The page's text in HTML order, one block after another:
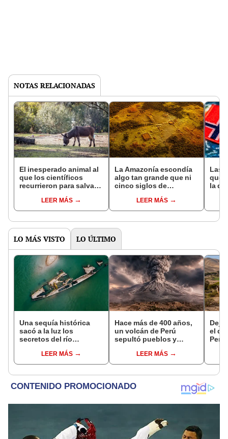
NOTAS RELACIONADAS
El inesperado animal al
que los científicos
recurrieron para salvar
reintroducción de un
asno salvaje está
en un paisaje con más
LEER MÁS
La Amazonía escondía
algo tan grande que ni
cinco siglos de
encontrarlo: el hallazgo
podría cambiar todo lo
pasado
LEER MÁS
Las
que
la de
LO MÁS VISTO LO ÚLTIMO
Una sequía histórica
sacó a la luz los
secretos del río
Segunda Guerra
Mundial, fósiles de
LEER MÁS
Hace más de 400 años,
un volcán de Perú
sepultó pueblos y
veranos más fríos de la
historia: sigue bajo
LEER MÁS
Dejó
el